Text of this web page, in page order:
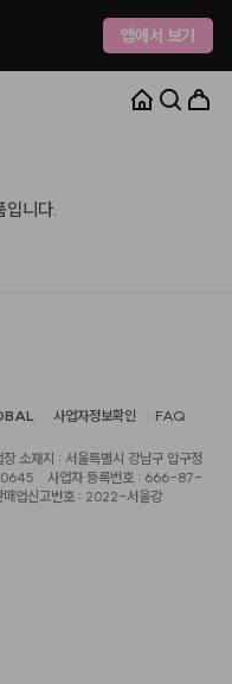
앱에서 보기
입니다.
사업자정보확인 FAQ
장 소재지 : 서울특별시 강남구 압구정
0645
사업자 등록번호 : 666-87-
매업신고번호 : 2022-서울강